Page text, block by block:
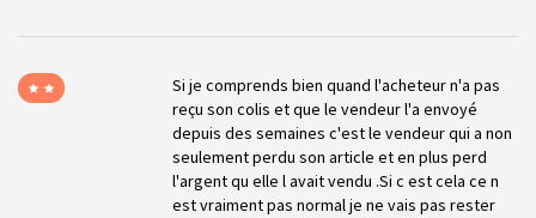
Si je comprends bien quand l'acheteur n'a pas
reçu son colis et que le vendeur l'a envoyé
depuis des semaines c'est le vendeur qui a non
seulement perdu son article et en plus perd
l'argent qu elle l avait vendu .Si c est cela ce n
est vraiment pas normal je ne vais pas rester